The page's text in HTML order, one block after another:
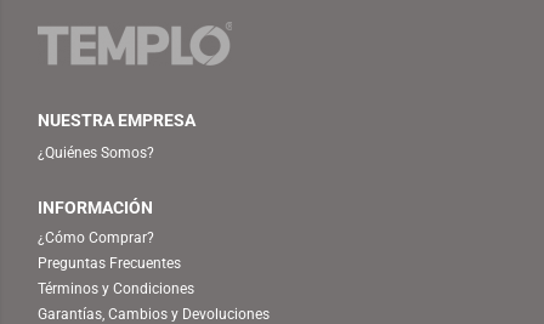
NUESTRA EMPRESA
¿Quiénes Somos?
INFORMACIÓN
¿Cómo Comprar?
Preguntas Frecuentes
Términos y Condiciones
Garantías, Cambios y Devoluciones